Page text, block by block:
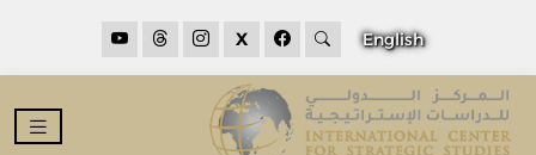
English
X